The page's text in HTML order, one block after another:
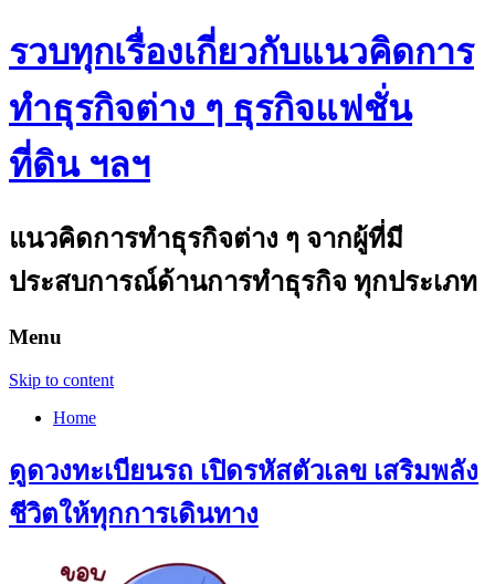
รวบทุกเรื่องเกี่ยวกับแนวคิดการ
ทำธุรกิจต่าง ๆ ธุรกิจแฟชั่น
ที่ดิน ฯลฯ
แนวคิดการทำธุรกิจต่าง ๆ จากผู้ที่มี
ประสบการณ์ด้านการทำธุรกิจ ทุกประเภท
Menu
Skip to content
Home
ดูดวงทะเบียนรถ เปิดรหัสตัวเลข เสริมพลัง
ชีวิตให้ทุกการเดินทาง